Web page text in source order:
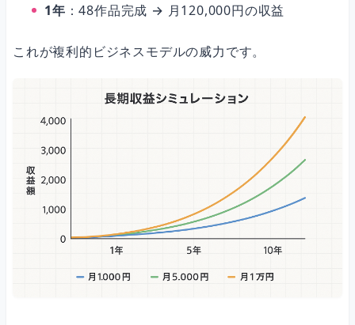
1年 ：48作品完成 → 月120,000円の収益
これが複利的ビジネスモデルの威力です。